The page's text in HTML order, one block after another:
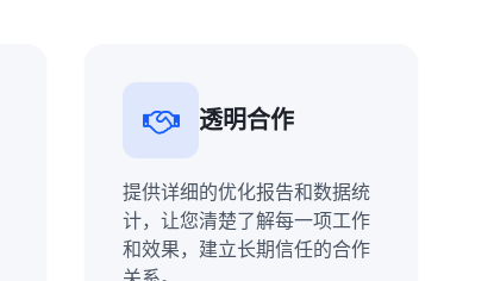
透明合作
提供详细的优化报告和数据统
计，让您清楚了解每一项工作
和效果，建立长期信任的合作